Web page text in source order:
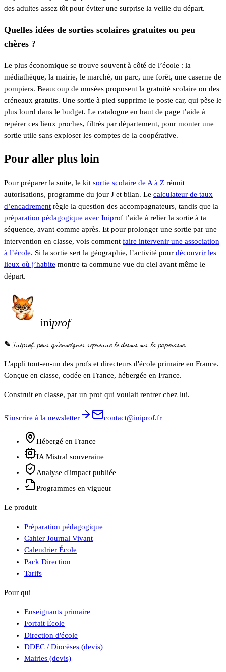
des adultes assez tôt pour éviter une surprise la veille du départ.
Quelles idées de sorties scolaires gratuites ou peu
chères ?
Le plus économique se trouve souvent à côté de l’école : la
médiathèque, la mairie, le marché, un parc, une forêt, une caserne de
pompiers. Beaucoup de musées proposent la gratuité scolaire ou des
créneaux gratuits. Une sortie à pied supprime le poste car, qui pèse le
plus lourd dans le budget. Le catalogue en haut de page t’aide à
repérer ces lieux proches, filtrés par département, pour monter une
sortie utile sans exploser les comptes de la coopérative.
Pour aller plus loin
Pour préparer la suite, le kit sortie scolaire de A à Z réunit
autorisations, programme du jour J et bilan. Le calculateur de taux
d’encadrement règle la question des accompagnateurs, tandis que la
préparation pédagogique avec Iniprof t’aide à relier la sortie à ta
séquence, avant comme après. Et pour prolonger une sortie par une
intervention en classe, vois comment faire intervenir une association
à l’école. Si la sortie sert la géographie, l’activité pour découvrir les
lieux où j’habite montre ta commune vue du ciel avant même le
départ.
iniprof
✎ Iniprof, pour qu'enseigner reprenne le dessus sur la paperasse.
L'appli tout-en-un des profs et directeurs d'école primaire en France.
Conçue en classe, codée en France, hébergée en France.
Construit en classe, par un prof qui voulait rentrer chez lui.
S'inscrire à la newsletter contact@iniprof.fr
Hébergé en France
IA Mistral souveraine
Analyse d'impact publiée
Programmes en vigueur
Le produit
Préparation pédagogique
Cahier Journal Vivant
Calendrier École
Pack Direction
Tarifs
Pour qui
Enseignants primaire
Forfait École
Direction d'école
DDEC / Diocèses (devis)
Mairies (devis)